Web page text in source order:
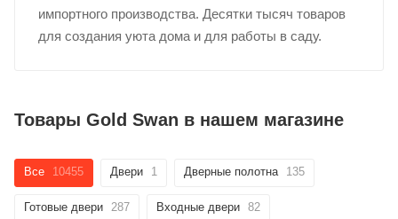
импортного производства. Десятки тысяч товаров
для создания уюта дома и для работы в саду.
Товары Gold Swan в нашем магазине
Все 10455 Двери 1 Дверные полотна 135
Готовые двери 287 Входные двери 82
Получайте товар
Оставшиеся75% будут
по25